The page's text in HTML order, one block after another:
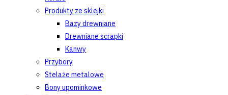
Produkty ze sklejki
Bazy drewniane
Drewniane scrapki
Kanwy
Przybory
Stelaże metalowe
Bony upominkowe